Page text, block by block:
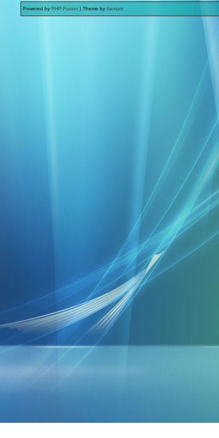
Powered by PHP-Fusion | Theme by Itanium